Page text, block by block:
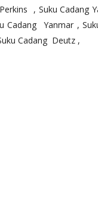
, Suku Cadang
Cadang Yanmar ,
Cadang Deutz ,